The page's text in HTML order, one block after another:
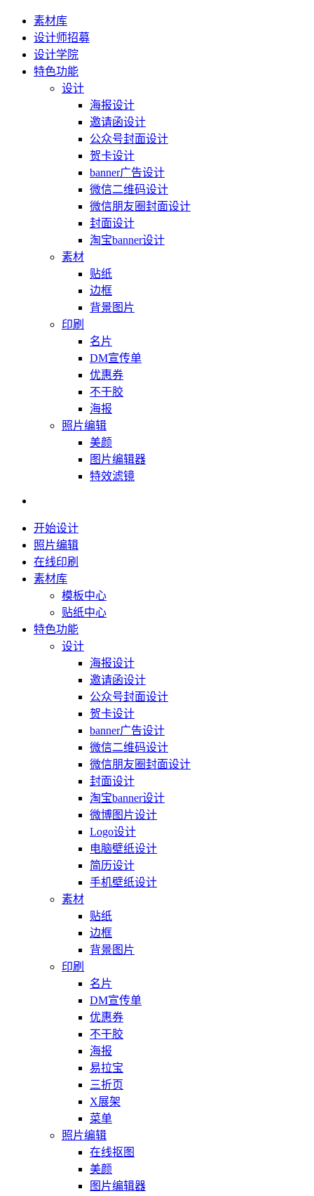
素材库
设计师招募
设计学院
特色功能
设计
海报设计
邀请函设计
公众号封面设计
贺卡设计
banner广告设计
微信二维码设计
微信朋友圈封面设计
封面设计
淘宝banner设计
素材
贴纸
边框
背景图片
印刷
名片
DM宣传单
优惠券
不干胶
海报
照片编辑
美颜
图片编辑器
特效滤镜
开始设计
照片编辑
在线印刷
素材库
模板中心
贴纸中心
特色功能
设计
海报设计
邀请函设计
公众号封面设计
贺卡设计
banner广告设计
微信二维码设计
微信朋友圈封面设计
封面设计
淘宝banner设计
微博图片设计
Logo设计
电脑壁纸设计
简历设计
手机壁纸设计
素材
贴纸
边框
背景图片
印刷
名片
DM宣传单
优惠券
不干胶
海报
易拉宝
三折页
X展架
菜单
照片编辑
在线抠图
美颜
图片编辑器